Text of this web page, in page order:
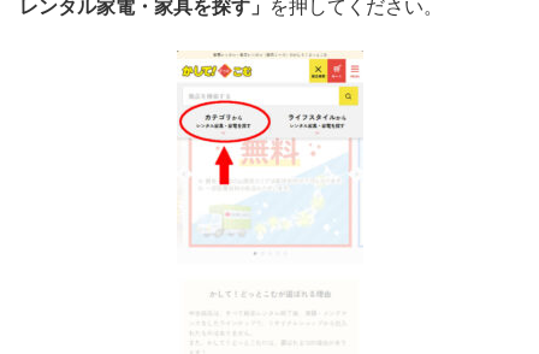
レンタル家電・家具を探す」
を押してください。